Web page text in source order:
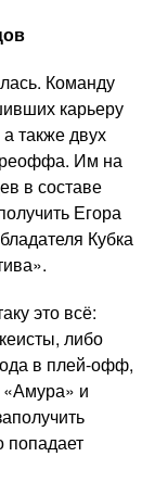
Команду
карьеру
также двух
Им на
в составе
Егора
Кубка
это всё:
либо
в плей-офф,
и
попадает